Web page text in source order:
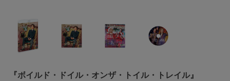
『ボイルド・ドイル・オンザ・トイル・トレイル』